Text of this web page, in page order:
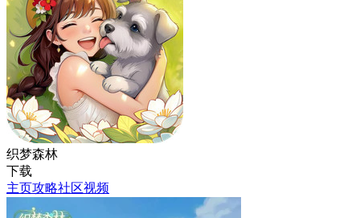
织梦森林
下载
主页攻略社区视频